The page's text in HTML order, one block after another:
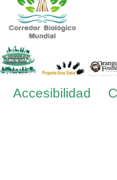
Accesibilidad